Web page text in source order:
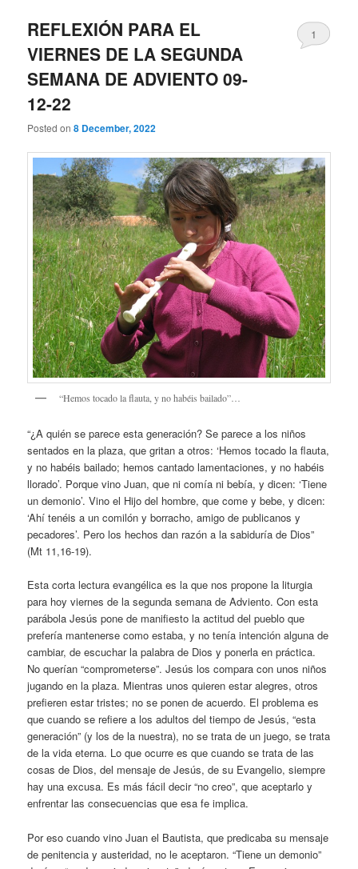
REFLEXIÓN PARA EL
VIERNES DE LA SEGUNDA
SEMANA DE ADVIENTO 09-
12-22
Posted on8 December, 2022
1
“Hemos tocado la flauta, y no habéis bailado”…
“¿A quién se parece esta generación? Se parece a los niños
sentados en la plaza, que gritan a otros: ‘Hemos tocado la flauta,
y no habéis bailado; hemos cantado lamentaciones, y no habéis
llorado’. Porque vino Juan, que ni comía ni bebía, y dicen: ‘Tiene
un demonio’. Vino el Hijo del hombre, que come y bebe, y dicen:
‘Ahí tenéis a un comilón y borracho, amigo de publicanos y
pecadores’. Pero los hechos dan razón a la sabiduría de Dios”
(Mt 11,16-19).
Esta corta lectura evangélica es la que nos propone la liturgia
para hoy viernes de la segunda semana de Adviento. Con esta
parábola Jesús pone de manifiesto la actitud del pueblo que
prefería mantenerse como estaba, y no tenía intención alguna de
cambiar, de escuchar la palabra de Dios y ponerla en práctica.
No querían “comprometerse”. Jesús los compara con unos niños
jugando en la plaza. Mientras unos quieren estar alegres, otros
prefieren estar tristes; no se ponen de acuerdo. El problema es
que cuando se refiere a los adultos del tiempo de Jesús, “esta
generación” (y los de la nuestra), no se trata de un juego, se trata
de la vida eterna. Lo que ocurre es que cuando se trata de las
cosas de Dios, del mensaje de Jesús, de su Evangelio, siempre
hay una excusa. Es más fácil decir “no creo”, que aceptarlo y
enfrentar las consecuencias que esa fe implica.
Por eso cuando vino Juan el Bautista, que predicaba su mensaje
de penitencia y austeridad, no le aceptaron. “Tiene un demonio”